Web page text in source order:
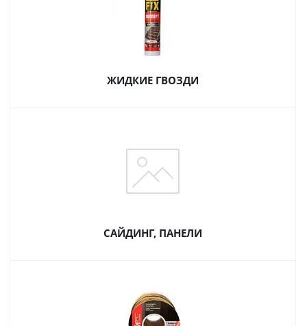
ЖИДКИЕ ГВОЗДИ
САЙДИНГ, ПАНЕЛИ